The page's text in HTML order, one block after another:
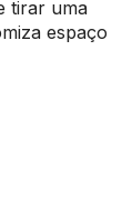
tirar uma
espaço